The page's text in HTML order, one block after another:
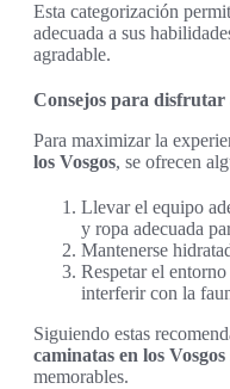
Esta categorización
adecuada a sus
agradable.
Consejos para disfrutar
Para maximizar la
los Vosgos, se ofrecen
Llevar el equipo
y ropa adecuada
Mantenerse
Respetar el
interferir con la
Siguiendo estas
caminatas en los Vosgos
memorables.